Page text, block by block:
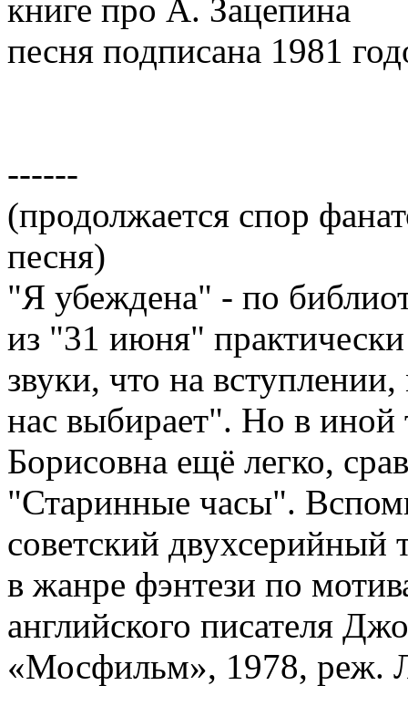
книге про А. Зацепина
песня подписана 1981
------
(продолжается спор
песня)
"Я убеждена" - по
из "31 июня"
звуки, что на
нас выбирает". Но в иной
Борисовна ещё легко,
"Старинные часы".
советский
в жанре фэнтези по
английского писателя
«Мосфильм», 1978, реж.